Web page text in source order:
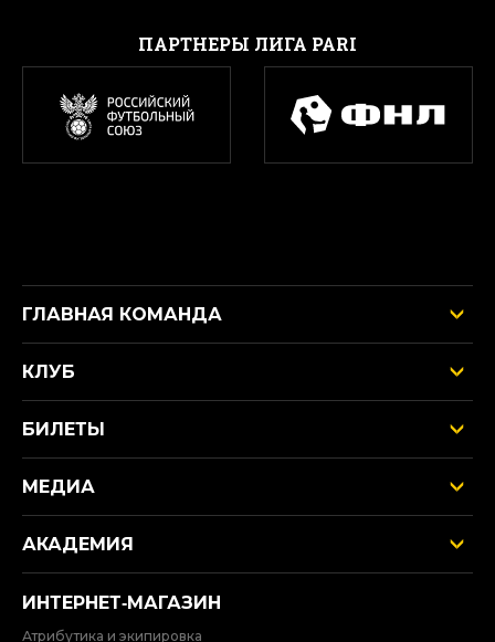
ПАРТНЕРЫ ЛИГА PARI
ГЛАВНАЯ КОМАНДА
КЛУБ
БИЛЕТЫ
МЕДИА
АКАДЕМИЯ
ИНТЕРНЕТ‑МАГАЗИН
Атрибутика и экипировка